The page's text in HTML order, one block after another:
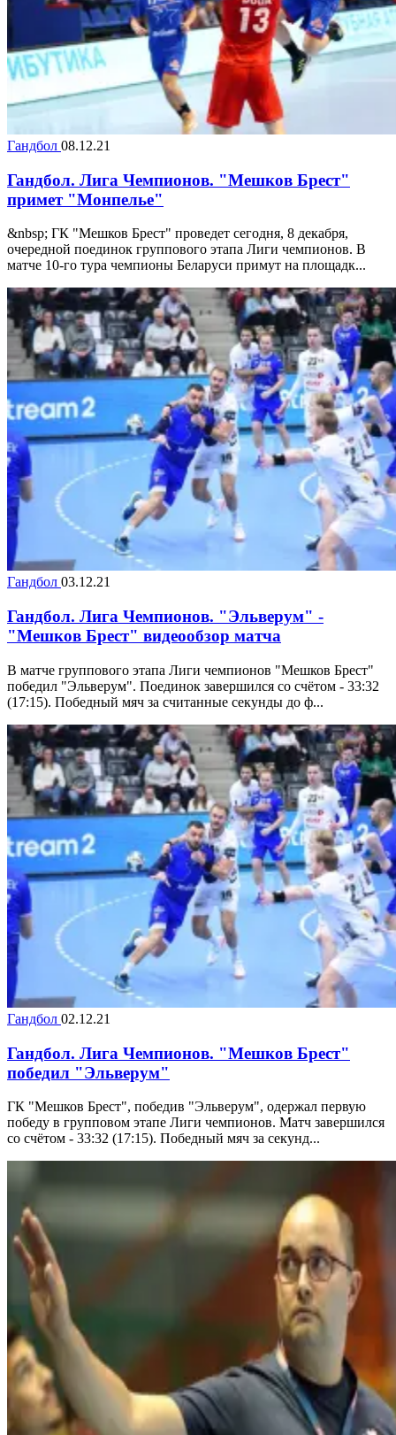
Гандбол 08.12.21
Гандбол. Лига Чемпионов. "Мешков Брест"
примет "Монпелье"
&nbsp; ГК "Мешков Брест" проведет сегодня, 8 декабря,
очередной поединок группового этапа Лиги чемпионов. В
матче 10-го тура чемпионы Беларуси примут на площадк...
Гандбол 03.12.21
Гандбол. Лига Чемпионов. "Эльверум" -
"Мешков Брест" видеообзор матча
В матче группового этапа Лиги чемпионов "Мешков Брест"
победил "Эльверум". Поединок завершился со счётом - 33:32
(17:15). Победный мяч за считанные секунды до ф...
Гандбол 02.12.21
Гандбол. Лига Чемпионов. "Мешков Брест"
победил "Эльверум"
ГК "Мешков Брест", победив "Эльверум", одержал первую
победу в групповом этапе Лиги чемпионов. Матч завершился
со счётом - 33:32 (17:15). Победный мяч за секунд...